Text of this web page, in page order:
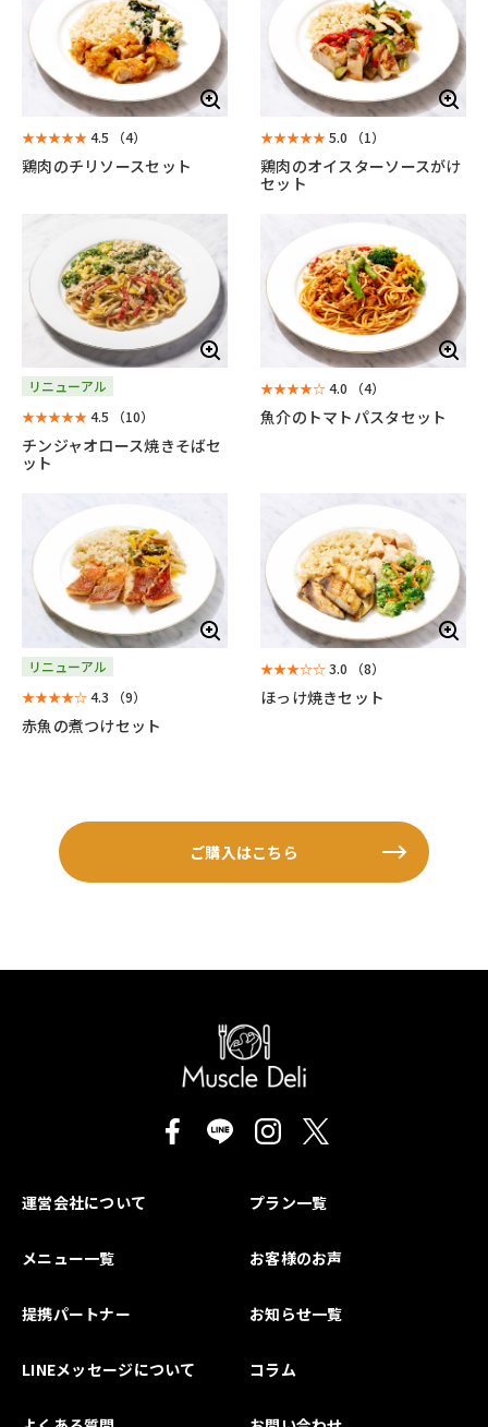
★★★★★4.5 （4）
鶏肉のチリソースセット
★★★★★5.0 （1）
鶏肉のオイスターソースがけ
セット
リニューアル
★★★★★4.5 （10）
チンジャオロース焼きそばセ
ット
★★★★☆4.0 （4）
魚介のトマトパスタセット
リニューアル
★★★★☆4.3 （9）
赤魚の煮つけセット
★★★☆☆3.0 （8）
ほっけ焼きセット
ご購入はこちら
運営会社について プラン一覧
メニュー一覧 お客様のお声
提携パートナー お知らせ一覧
LINEメッセージについて コラム